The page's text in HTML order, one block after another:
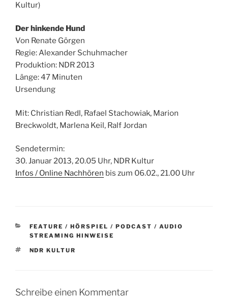
Kultur)
Der hinkende Hund
Von Renate Görgen
Regie: Alexander Schuhmacher
Produktion: NDR 2013
Länge: 47 Minuten
Ursendung
Mit: Christian Redl, Rafael Stachowiak, Marion
Breckwoldt, Marlena Keil, Ralf Jordan
Sendetermin:
30. Januar 2013, 20.05 Uhr, NDR Kultur
Infos / Online Nachhören bis zum 06.02., 21.00 Uhr
KATEGORIEN
FEATURE / HÖRSPIEL / PODCAST / AUDIO
STREAMING HINWEISE
SCHLAGWÖRTER
NDR KULTUR
Schreibe einen Kommentar